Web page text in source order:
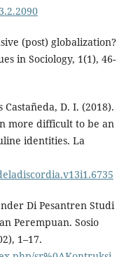
(post) globalization?
in Sociology, 1(1), 46-
D. I. (2018).
more difficult to be an
identities. La
Di Pesantren Studi
Perempuan. Sosio
1–17.